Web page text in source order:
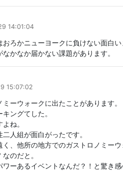
14:01:04
ろかニューヨークに負けない面白い
かなか届かない課題があります。
15:07:02
ーウォークに出たことがあります。
ングてした。
ね。
人組が面白がったです。
、他所の地方でのガストロノミー
のだと。
ーあるイベントなんだ？！と驚き感